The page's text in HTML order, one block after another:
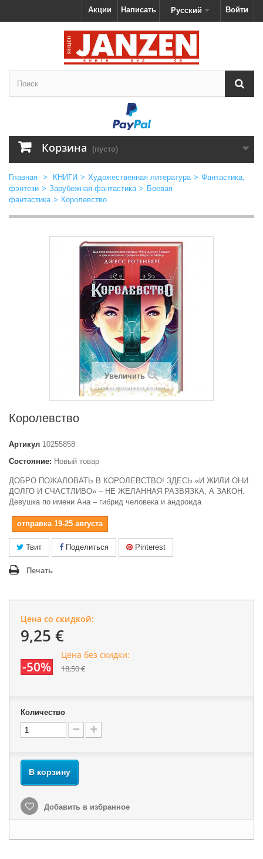
Войти
Русский
Написать
Акции
Корзина (пусто)
Главная > КНИГИ > Художественная литература > Фантастика,
фэнтези > Зарубежная фантастика > Боевая
фантастика > Королевство
Увеличить
Королевство
Артикул 10255858
Состояние: Новый товар
ДОБРО ПОЖАЛОВАТЬ В КОРОЛЕВСТВО! ЗДЕСЬ «И ЖИЛИ ОНИ
ДОЛГО И СЧАСТЛИВО» – НЕ ЖЕЛАННАЯ РАЗВЯЗКА, А ЗАКОН.
Девушка по имени Ана – гибрид человека и андроида
отправка 19-25 августа
Твит Поделиться Pinterest
Печать
Цена со скидкой:
9,25 €
-50%
Цена без скидки:
18,50 €
Количество
В корзину
Добавить в избранное